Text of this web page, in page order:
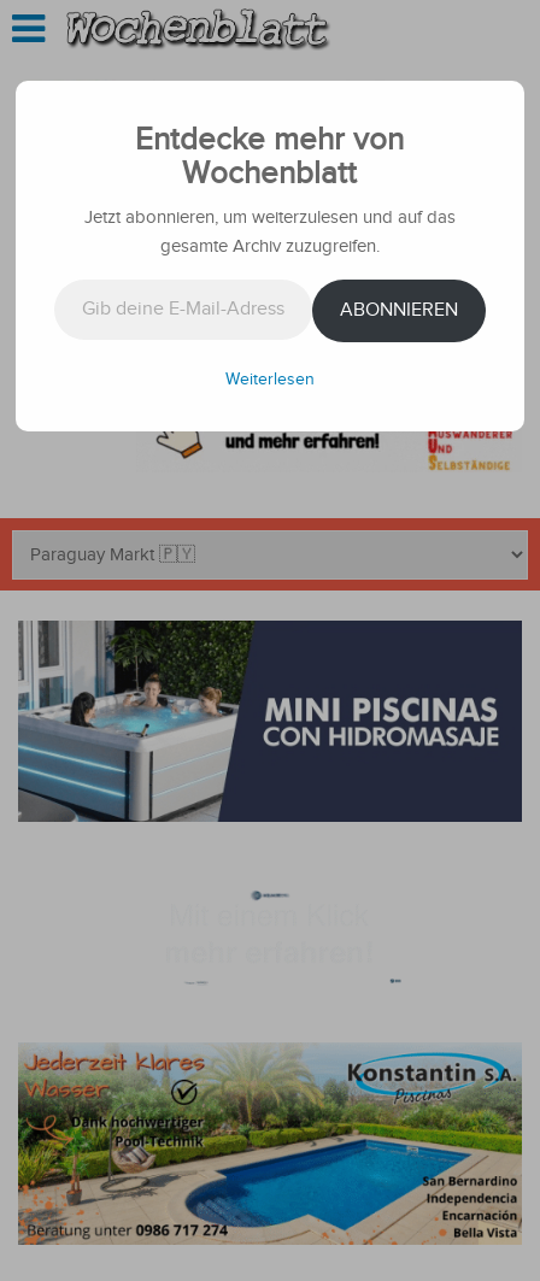
Entdecke mehr von
Wochenblatt
Jetzt abonnieren, um weiterzulesen und auf das
gesamte Archiv zuzugreifen.
ABONNIEREN
Weiterlesen